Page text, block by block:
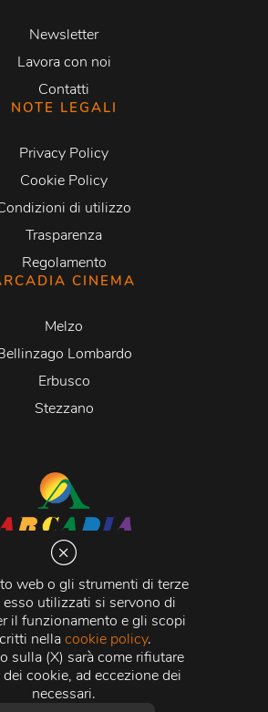
web o gli strumenti di terze
esso utilizzati si servono di
il funzionamento e gli scopi
nellacookie policy.
sulla (X) sarà come rifiutare
cookie, ad eccezione dei
necessari.
Newsletter
Lavora con noi
Contatti
NOTE LEGALI
Privacy Policy
Cookie Policy
di utilizzo
Trasparenza
Regolamento
CINEMA
Melzo
Lombardo
Erbusco
Stezzano
Martiri della Libertà 20066 Melzo (MI)
- R.E.A di Milano n. 1427910
di Milano n. 338392 -
11015840157 | Capitale Sociale
500.000,00 i.v.
S.r.l. 2026 © Tutti i diritti
riservati.